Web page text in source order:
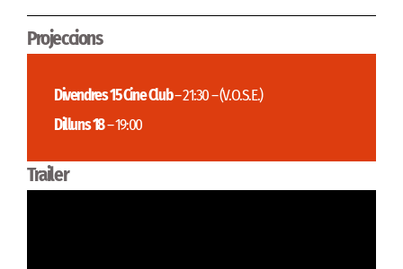
Projeccions
Divendres 15 Cine Club– 21:30 – (V.O.S.E.)
Dilluns 18– 19:00
Trailer